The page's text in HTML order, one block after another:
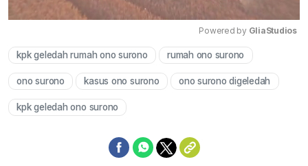
Mute
Powered by GliaStudios
kpk geledah rumah ono surono rumah ono surono
ono surono kasus ono surono ono surono digeledah
kpk geledah ono surono